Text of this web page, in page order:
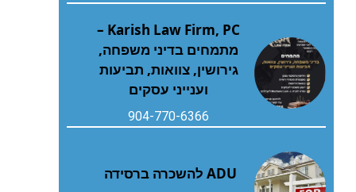
Karish Law Firm, PC –
מתמחים בדיני משפחה,
גירושין, צוואות, תביעות
וענייני עסקים
904-770-6366
ADU להשכרה ברסידה